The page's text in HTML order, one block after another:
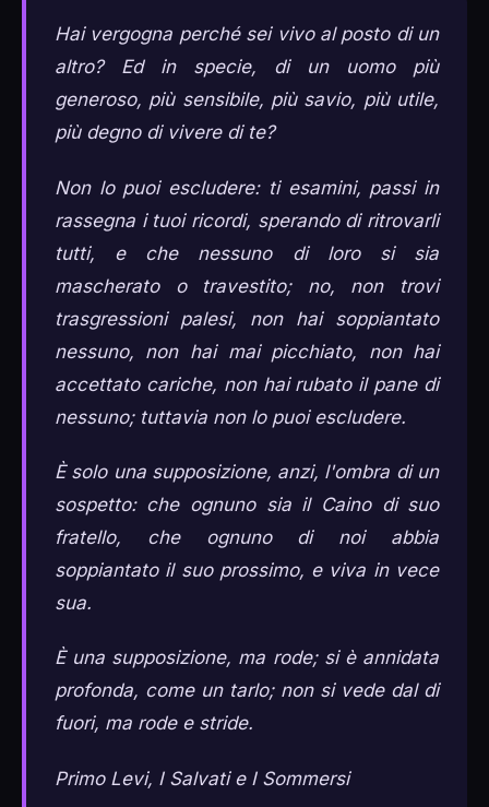
Hai vergogna perché sei vivo al posto di un
altro? Ed in specie, di un uomo più
generoso, più sensibile, più savio, più utile,
più degno di vivere di te?
Non lo puoi escludere: ti esamini, passi in
rassegna i tuoi ricordi, sperando di ritrovarli
tutti, e che nessuno di loro si sia
mascherato o travestito; no, non trovi
trasgressioni palesi, non hai soppiantato
nessuno, non hai mai picchiato, non hai
accettato cariche, non hai rubato il pane di
nessuno; tuttavia non lo puoi escludere.
È solo una supposizione, anzi, l'ombra di un
sospetto: che ognuno sia il Caino di suo
fratello, che ognuno di noi abbia
soppiantato il suo prossimo, e viva in vece
sua.
È una supposizione, ma rode; si è annidata
profonda, come un tarlo; non si vede dal di
fuori, ma rode e stride.
Primo Levi, I Salvati e I Sommersi